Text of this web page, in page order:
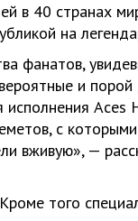
в 40 странах
на
фанатов,
и
Aces
с
вживую», —
того